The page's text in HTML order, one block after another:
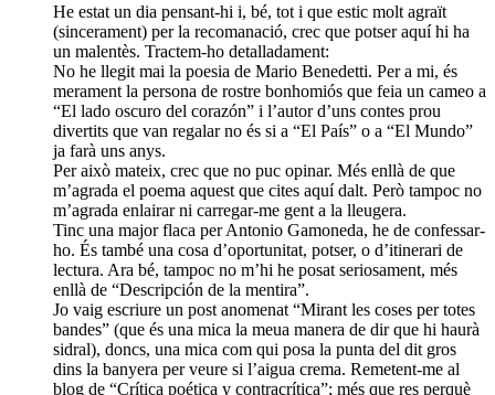
He estat un dia pensant-hi i, bé, tot i que estic molt agraït
(sincerament) per la recomanació, crec que potser aquí hi ha
un malentès. Tractem-ho detalladament:
No he llegit mai la poesia de Mario Benedetti. Per a mi, és
merament la persona de rostre bonhomiós que feia un cameo a
“El lado oscuro del corazón” i l’autor d’uns contes prou
divertits que van regalar no és si a “El País” o a “El Mundo”
ja farà uns anys.
Per això mateix, crec que no puc opinar. Més enllà de que
m’agrada el poema aquest que cites aquí dalt. Però tampoc no
m’agrada enlairar ni carregar-me gent a la lleugera.
Tinc una major flaca per Antonio Gamoneda, he de confessar-
ho. És també una cosa d’oportunitat, potser, o d’itinerari de
lectura. Ara bé, tampoc no m’hi he posat seriosament, més
enllà de “Descripción de la mentira”.
Jo vaig escriure un post anomenat “Mirant les coses per totes
bandes” (que és una mica la meua manera de dir que hi haurà
sidral), doncs, una mica com qui posa la punta del dit gros
dins la banyera per veure si l’aigua crema. Remetent-me al
blog de “Crítica poética y contracrítica”; més que res perquè